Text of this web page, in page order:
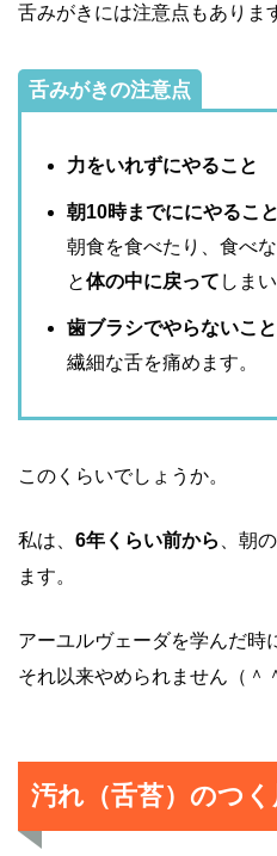
舌みがきには注意点もありま
舌みがきの注意点
力をいれずにやること
朝10時までににやること
朝食を食べたり、食べ
と体の中に戻って しま
歯ブラシでやらないこと
繊細な舌を痛めます。
このくらいでしょうか。
私は、 6年くらい前から
、朝
ます。
アーユルヴェーダを学んだ時
それ以来やめられません（＾
汚れ（舌苔）のつく